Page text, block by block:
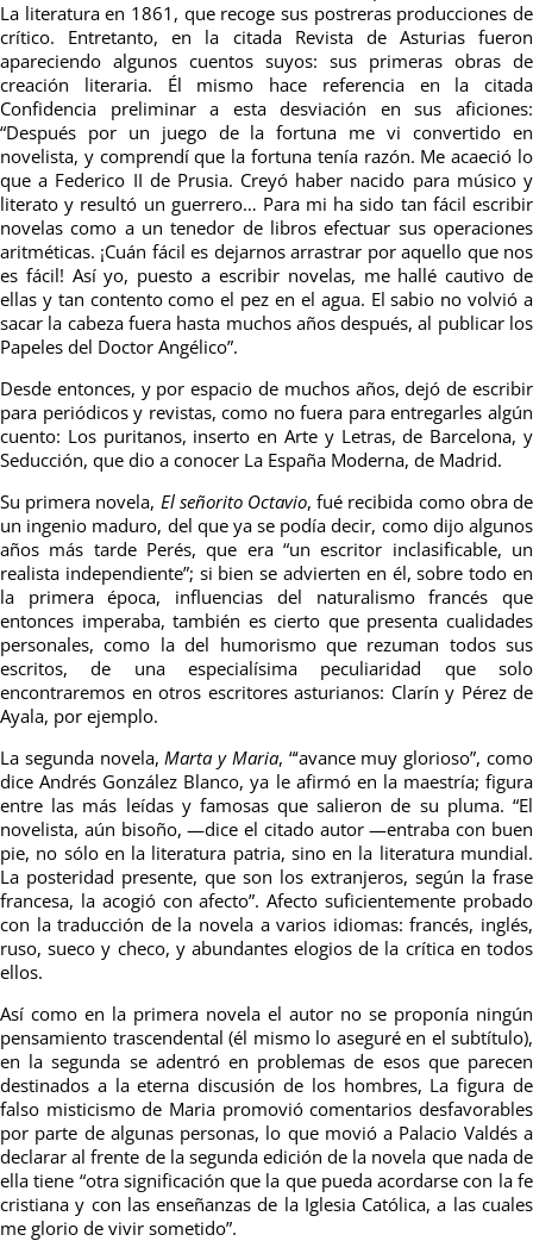
La literatura en 1861, que recoge sus postreras producciones de
crítico. Entretanto, en la citada Revista de Asturias fueron
apareciendo algunos cuentos suyos: sus primeras obras de
creación literaria. Él mismo hace referencia en la citada
Confidencia preliminar a esta desviación en sus aficiones:
“Después por un juego de la fortuna me vi convertido en
novelista, y comprendí que la fortuna tenía razón. Me acaeció lo
que a Federico II de Prusia. Creyó haber nacido para músico y
literato y resultó un guerrero… Para mi ha sido tan fácil escribir
novelas como a un tenedor de libros efectuar sus operaciones
aritméticas. ¡Cuán fácil es dejarnos arrastrar por aquello que nos
es fácil! Así yo, puesto a escribir novelas, me hallé cautivo de
ellas y tan contento como el pez en el agua. El sabio no volvió a
sacar la cabeza fuera hasta muchos años después, al publicar los
Papeles del Doctor Angélico”.
Desde entonces, y por espacio de muchos años, dejó de escribir
para periódicos y revistas, como no fuera para entregarles algún
cuento: Los puritanos, inserto en Arte y Letras, de Barcelona, y
Seducción, que dio a conocer La España Moderna, de Madrid.
Su primera novela, El señorito Octavio, fué recibida como obra de
un ingenio maduro, del que ya se podía decir, como dijo algunos
años más tarde Perés, que era “un escritor inclasificable, un
realista independiente”; si bien se advierten en él, sobre todo en
la primera época, influencias del naturalismo francés que
entonces imperaba, también es cierto que presenta cualidades
personales, como la del humorismo que rezuman todos sus
escritos, de una especialísima peculiaridad que solo
encontraremos en otros escritores asturianos: Clarín y Pérez de
Ayala, por ejemplo.
La segunda novela, Marta y Maria, “‘avance muy glorioso”, como
dice Andrés González Blanco, ya le afirmó en la maestría; figura
entre las más leídas y famosas que salieron de su pluma. “El
novelista, aún bisoño, —dice el citado autor —entraba con buen
pie, no sólo en la literatura patria, sino en la literatura mundial.
La posteridad presente, que son los extranjeros, según la frase
francesa, la acogió con afecto”. Afecto suficientemente probado
con la traducción de la novela a varios idiomas: francés, inglés,
ruso, sueco y checo, y abundantes elogios de la crítica en todos
ellos.
Así como en la primera novela el autor no se proponía ningún
pensamiento trascendental (él mismo lo aseguré en el subtítulo),
en la segunda se adentró en problemas de esos que parecen
destinados a la eterna discusión de los hombres, La figura de
falso misticismo de Maria promovió comentarios desfavorables
por parte de algunas personas, lo que movió a Palacio Valdés a
declarar al frente de la segunda edición de la novela que nada de
ella tiene “otra significación que la que pueda acordarse con la fe
cristiana y con las enseñanzas de la Iglesia Católica, a las cuales
me glorio de vivir sometido”.